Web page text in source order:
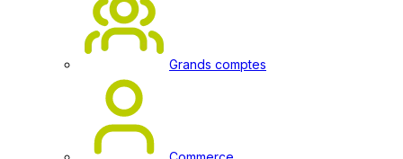
Grands comptes